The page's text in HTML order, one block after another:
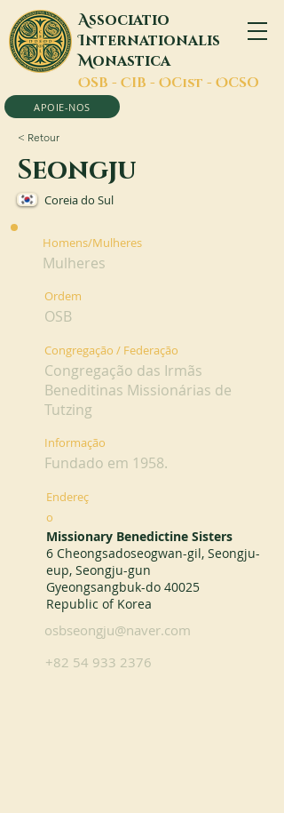
Associatio
Internationalis
Monastica
OSB - CIB - OCist - OCSO
APOIE-NOS
< Retour
Seongju
Coreia do Sul
Homens/Mulheres
Mulheres
Ordem
OSB
Congregação / Federação
Congregação das Irmãs
Beneditinas Missionárias de
Tutzing
Informação
Fundado em 1958.
Endereç
o
Missionary Benedictine Sisters
6 Cheongsadoseogwan-gil, Seongju-
eup, Seongju-gun
Gyeongsangbuk-do 40025
Republic of Korea
osbseongju@naver.com
+82 54 933 2376